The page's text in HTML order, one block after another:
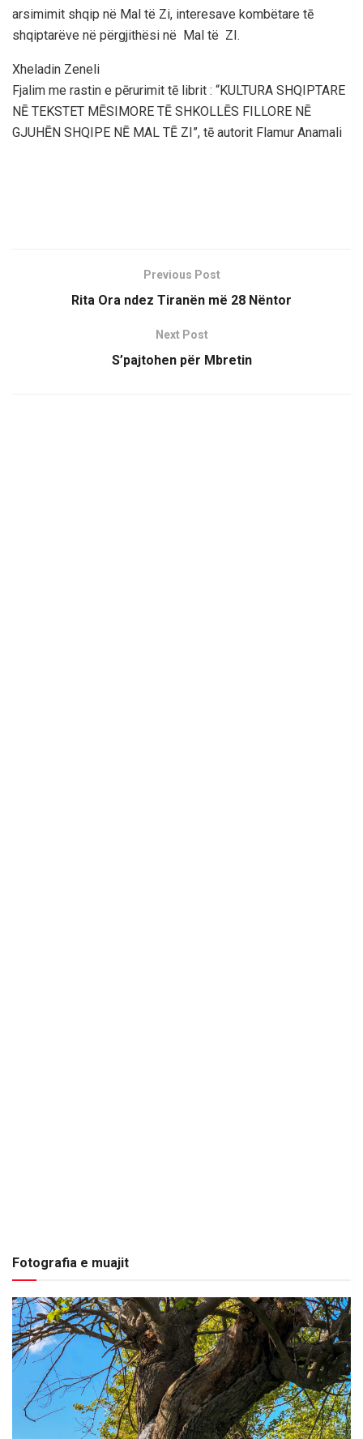
arsimimit shqip në Mal të Zi, interesave kombëtare tē
shqiptarëve në përgjithësi në Mal të ZI.
Xheladin Zeneli
Fjalim me rastin e pērurimit tē librit : “KULTURA SHQIPTARE
NĒ TEKSTET MĒSIMORE TĒ SHKOLLĒS FILLORE NĒ
GJUHĒN SHQIPE NĒ MAL TĒ ZI”, tē autorit Flamur Anamali
Previous Post
Rita Ora ndez Tiranën më 28 Nëntor
Next Post
S’pajtohen për Mbretin
Fotografia e muajit